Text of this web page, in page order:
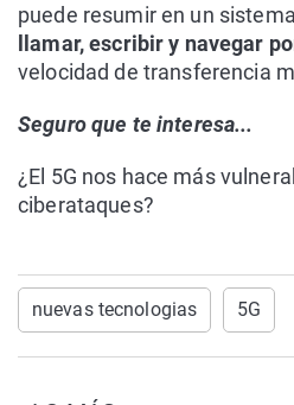
puede resumir en un
llamar, escribir y navegar
velocidad de transferencia
Seguro que te interesa...
¿El 5G nos hace más
ciberataques?
nuevas tecnologias 5G